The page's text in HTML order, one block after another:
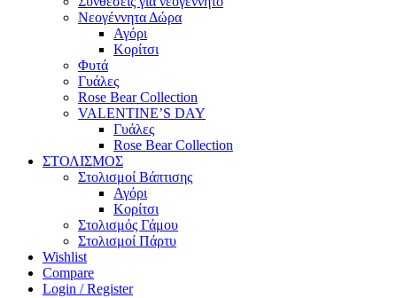
Νεογέννητα Δώρα
Αγόρι
Κορίτσι
Φυτά
Γυάλες
Rose Bear Collection
VALENTINE’S DAY
Γυάλες
Rose Bear Collection
ΣΤΟΛΙΣΜΟΣ
Στολισμοί Βάπτισης
Αγόρι
Κορίτσι
Στολισμός Γάμου
Στολισμοί Πάρτυ
Wishlist
Compare
Login / Register